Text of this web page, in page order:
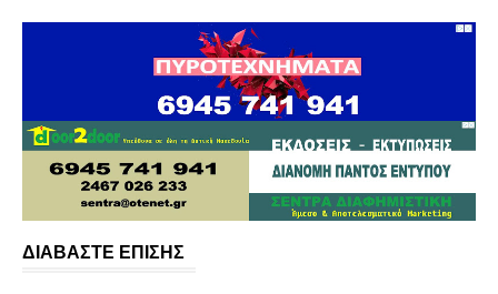
ΔΙΑΒΑΣΤΕ ΕΠΙΣΗΣ